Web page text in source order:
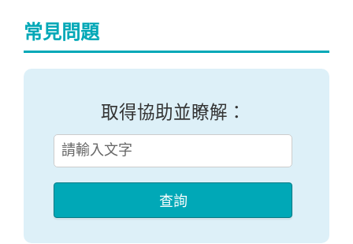
常見問題
取得協助並瞭解：